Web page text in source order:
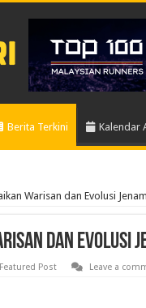
Berita Terkini Kalendar
Warisan dan Evolusi
dan Evolusi
Post Leave a